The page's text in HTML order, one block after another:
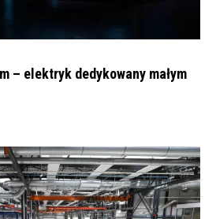
– elektryk dedykowany małym